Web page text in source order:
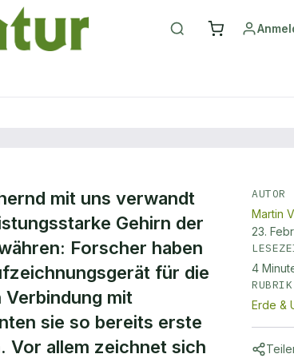
auf
mit uns verwandt
Gehirn der
Forscher haben
für die
mit
sie so bereits erste
Vor allem zeichnet sich
AUTOR
Martin
23.
4
RUBRIK
Erde &